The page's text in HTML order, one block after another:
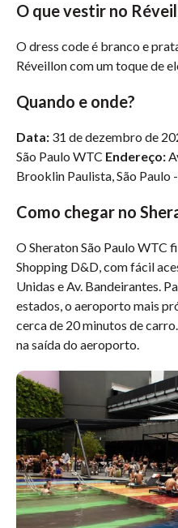
O que vestir no
O dress code é branco e
Réveillon com um toque de
Quando e onde?
Data: 31 de dezembro de
São Paulo WTC Endereço:
Brooklin Paulista, São Paulo -
Como chegar no
O Sheraton São Paulo WTC
Shopping D&D, com fácil
Unidas e Av. Bandeirantes.
estados, o aeroporto mais
cerca de 20 minutos de
na saída do aeroporto.